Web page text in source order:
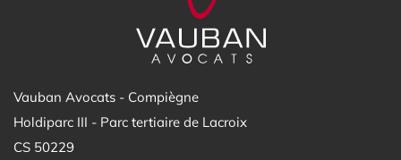
Vauban Avocats - Compiègne
Holdiparc III - Parc tertiaire de Lacroix
CS 50229